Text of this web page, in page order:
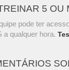
5 OU
pode ter
a qualquer hora.